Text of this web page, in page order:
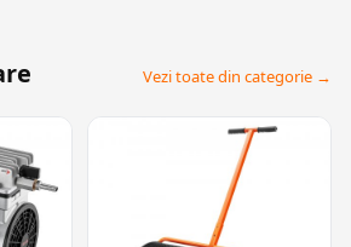
Vezi toate din categorie →